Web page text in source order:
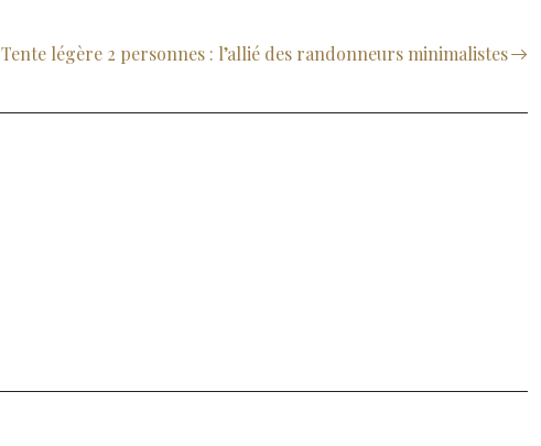
Tente légère 2 personnes : l’allié des randonneurs minimalistes